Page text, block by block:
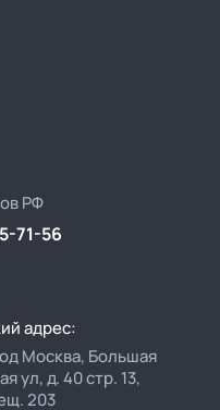
по чертежу
РФ
71-56
адрес:
Москва, Большая
ул, д. 40 стр. 13,
203